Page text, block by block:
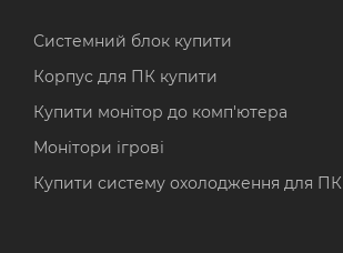
Системний блок купити
Корпус для ПК купити
Купити монітор до комп'ютера
Монітори ігрові
Купити систему охолодження для ПК